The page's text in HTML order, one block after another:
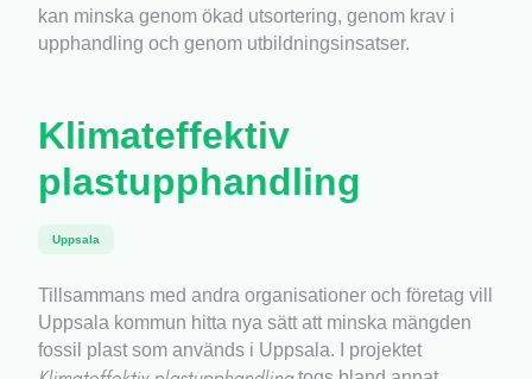
kan minska genom ökad utsortering, genom krav i
upphandling och genom utbildningsinsatser.
Klimateffektiv
plastupphandling
Uppsala
Tillsammans med andra organisationer och företag vill
Uppsala kommun hitta nya sätt att minska mängden
fossil plast som används i Uppsala. I projektet